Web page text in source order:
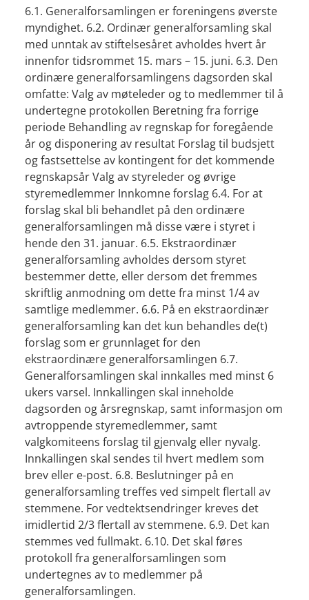
6.1. Generalforsamlingen er foreningens øverste
myndighet. 6.2. Ordinær generalforsamling skal
med unntak av stiftelsesåret avholdes hvert år
innenfor tidsrommet 15. mars – 15. juni. 6.3. Den
ordinære generalforsamlingens dagsorden skal
omfatte: Valg av møteleder og to medlemmer til å
undertegne protokollen Beretning fra forrige
periode Behandling av regnskap for foregående
år og disponering av resultat Forslag til budsjett
og fastsettelse av kontingent for det kommende
regnskapsår Valg av styreleder og øvrige
styremedlemmer Innkomne forslag 6.4. For at
forslag skal bli behandlet på den ordinære
generalforsamlingen må disse være i styret i
hende den 31. januar. 6.5. Ekstraordinær
generalforsamling avholdes dersom styret
bestemmer dette, eller dersom det fremmes
skriftlig anmodning om dette fra minst 1/4 av
samtlige medlemmer. 6.6. På en ekstraordinær
generalforsamling kan det kun behandles de(t)
forslag som er grunnlaget for den
ekstraordinære generalforsamlingen 6.7.
Generalforsamlingen skal innkalles med minst 6
ukers varsel. Innkallingen skal inneholde
dagsorden og årsregnskap, samt informasjon om
avtroppende styremedlemmer, samt
valgkomiteens forslag til gjenvalg eller nyvalg.
Innkallingen skal sendes til hvert medlem som
brev eller e-post. 6.8. Beslutninger på en
generalforsamling treffes ved simpelt flertall av
stemmene. For vedtektsendringer kreves det
imidlertid 2/3 flertall av stemmene. 6.9. Det kan
stemmes ved fullmakt. 6.10. Det skal føres
protokoll fra generalforsamlingen som
undertegnes av to medlemmer på
generalforsamlingen.